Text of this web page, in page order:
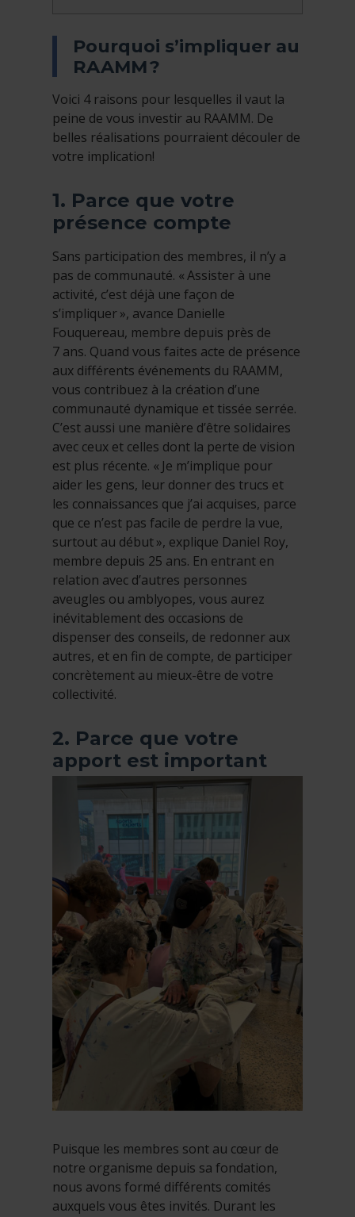
Pourquoi s’impliquer au
RAAMM ?
Voici 4 raisons pour lesquelles il vaut la
peine de vous investir au RAAMM. De
belles réalisations pourraient découler de
votre implication!
1. Parce que votre
présence compte
Sans participation des membres, il n’y a
pas de communauté. « Assister à une
activité, c’est déjà une façon de
s’impliquer », avance Danielle
Fouquereau, membre depuis près de
7 ans. Quand vous faites acte de présence
aux différents événements du RAAMM,
vous contribuez à la création d’une
communauté dynamique et tissée serrée.
C’est aussi une manière d’être solidaires
avec ceux et celles dont la perte de vision
est plus récente. « Je m’implique pour
aider les gens, leur donner des trucs et
les connaissances que j’ai acquises, parce
que ce n’est pas facile de perdre la vue,
surtout au début », explique Daniel Roy,
membre depuis 25 ans. En entrant en
relation avec d’autres personnes
aveugles ou amblyopes, vous aurez
inévitablement des occasions de
dispenser des conseils, de redonner aux
autres, et en fin de compte, de participer
concrètement au mieux-être de votre
collectivité.
2. Parce que votre
apport est important
Puisque les membres sont au cœur de
notre organisme depuis sa fondation,
nous avons formé différents comités
auxquels vous êtes invités. Durant les